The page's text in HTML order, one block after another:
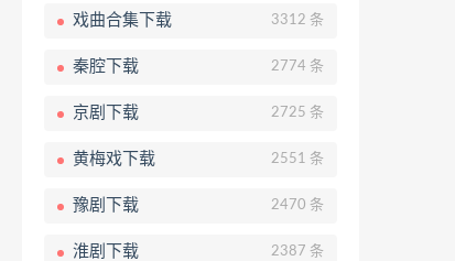
戏曲合集下载 3312 条
秦腔下载 2774 条
京剧下载 2725 条
黄梅戏下载 2551 条
豫剧下载 2470 条
淮剧下载 2387 条